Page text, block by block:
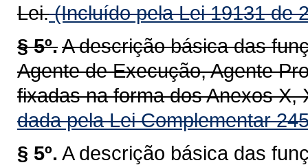
Lei.(Incluído pela Lei 19131 de
§ 5º.A descrição básica das
Agente de Execução, Agente
fixadas na forma dos Anexos X,
dada pela Lei Complementar
§ 5º. A descrição básica das